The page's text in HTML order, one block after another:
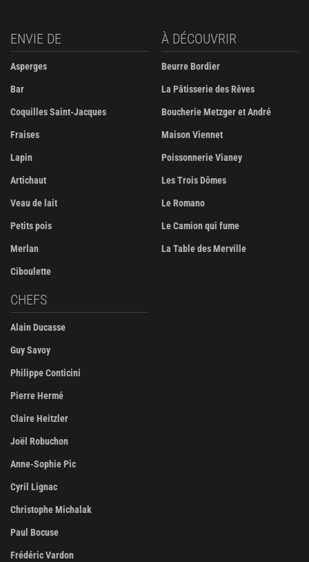
ENVIE DE
Asperges
Bar
Coquilles Saint-Jacques
Fraises
Lapin
Artichaut
Veau de lait
Petits pois
Merlan
Ciboulette
À DÉCOUVRIR
Beurre Bordier
La Pâtisserie des Rêves
Boucherie Metzger et André
Maison Viennet
Poissonnerie Vianey
Les Trois Dômes
Le Romano
Le Camion qui fume
La Table des Merville
CHEFS
Alain Ducasse
Guy Savoy
Philippe Conticini
Pierre Hermé
Claire Heitzler
Joël Robuchon
Anne-Sophie Pic
Cyril Lignac
Christophe Michalak
Paul Bocuse
Frédéric Vardon